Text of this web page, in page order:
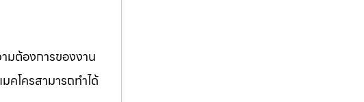
มต้องการของงาน
โครสามารถทำได้